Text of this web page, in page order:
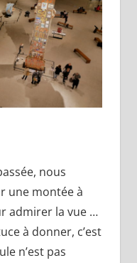
nous
une montée à
admirer la vue …
à donner, c’est
n’est pas